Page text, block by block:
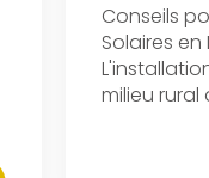
Conseils
Solaires en
milieu rural